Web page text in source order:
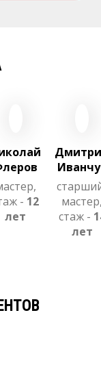
- 12
лет
стаж -
лет